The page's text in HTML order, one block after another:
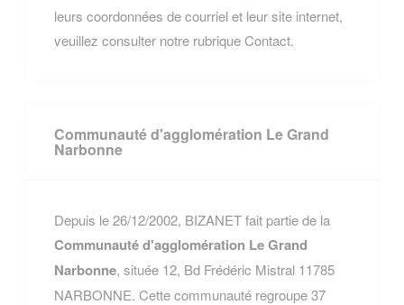
leurs coordonnées de courriel et leur site internet,
veuillez consulter notre rubrique Contact.
Communauté d'agglomération Le Grand
Narbonne
Depuis le 26/12/2002, BIZANET fait partie de la
Communauté d'agglomération Le Grand
Narbonne, située 12, Bd Frédéric Mistral 11785
NARBONNE. Cette communauté regroupe 37